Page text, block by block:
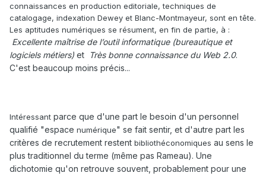
connaissances en production editoriale, techniques de
catalogage, indexation Dewey et Blanc-Montmayeur, sont en tête.
Les aptitudes numériques se résument, en fin de partie, à :
Excellente maîtrise de l’outil informatique (bureautique et
logiciels métiers) et Très bonne connaissance du Web 2.0.
C'est beaucoup moins précis...
Intéressant parce que d'une part le besoin d'un personnel
qualifié "espace numérique" se fait sentir, et d'autre part les
critères de recrutement restent bibliothéconomiques au sens le
plus traditionnel du terme (même pas Rameau). Une
dichotomie qu'on retrouve souvent, probablement pour une